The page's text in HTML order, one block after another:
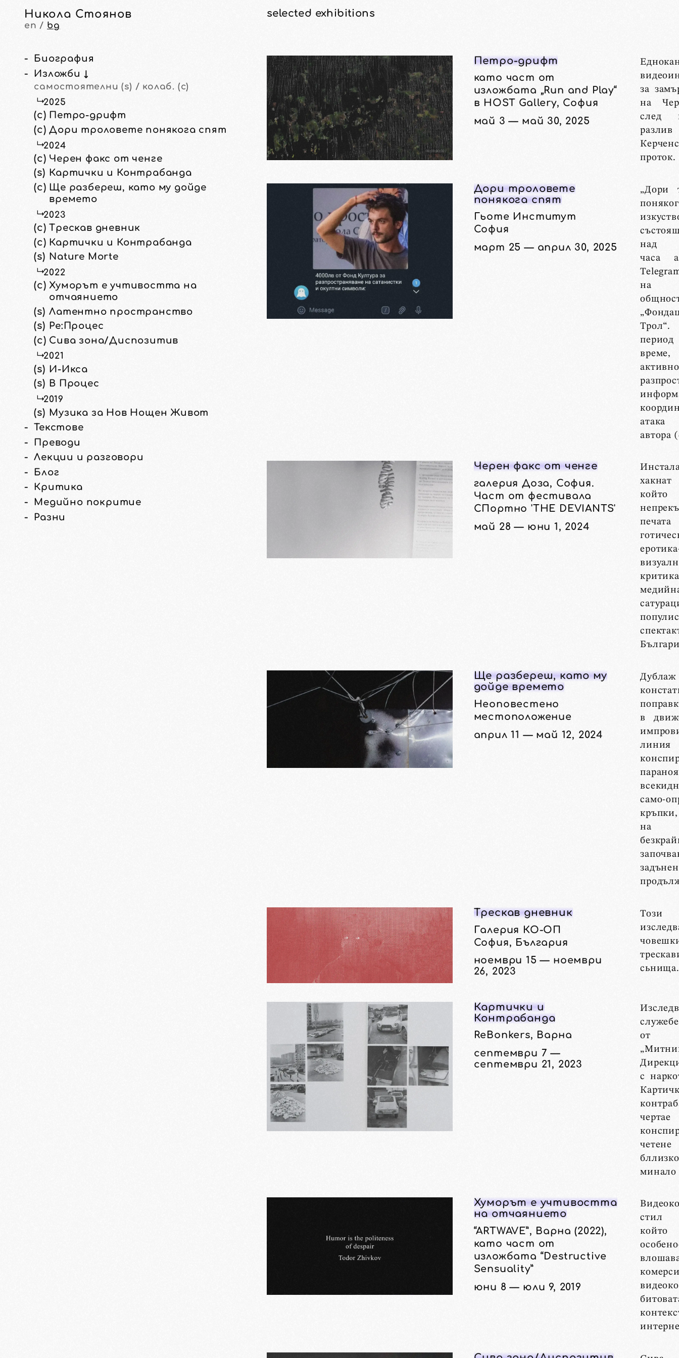
Никола Стоянов
en / bg
Биография
Изложби ↓
самостоятелни (s) / колаб. (c)
2025
(c) Петро-дрифт
(c) Дори троловете понякога спят
2024
(c) Черен факс от ченге
(s) Картички и Контрабанда
(c) Ще разбереш, като му дойде
времето
2023
(c) Трескав дневник
(c) Картички и Контрабанда
(s) Nature Morte
2022
(c) Хуморът е учтивостта на
отчаянието
(s) Латентно пространство
(s) Ре:Процес
(c) Сива зона/Диспозитив
2021
(s) И-Икса
(s) В Процес
2019
(s) Музика за Нов Нощен Живот
Текстове
Преводи
Лекции и разговори
Блог
Критика
Медийно покритие
Разни
selected exhibitions
Петро-дрифт
като част от
изложбата „Run and Play“
в HOST Gallery, София
май 3 — май 30, 2025
за
на
след
проток.
Дори троловете
понякога спят
Гьоте Институт
София
март 25 — април 30, 2025
„Дори
над
часа
на
автора
Черен факс от ченге
галерия Доза, София.
Част от фестивала
СПортно 'THE DEVIANTS'
май 28 — юни 1, 2024
който
Ще разбереш, като му
дойде времето
Неоповестено
местоположение
април 11 — май 12, 2024
в
само-
на
Трескав дневник
Галерия КО-ОП
София, България
ноември 15 — ноември
26, 2023
сьнища.
Картички и
Контрабанда
ReBonkers, Варна
септември 7 —
септември 21, 2023
от
с
минало
Хуморът е учтивостта
на отчаянието
“ARTWAVE”, Варна (2022),
като част от
изложбата “Destructive
Sensuality”
юни 8 — юли 9, 2019
стил
който